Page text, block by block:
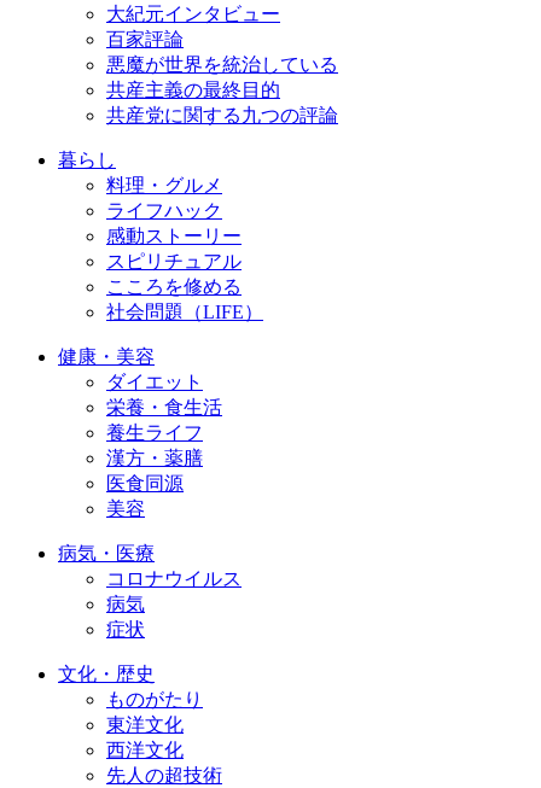
大紀元インタビュー
百家評論
悪魔が世界を統治している
共産主義の最終目的
共産党に関する九つの評論
暮らし
料理・グルメ
ライフハック
感動ストーリー
スピリチュアル
こころを修める
社会問題（LIFE）
健康・美容
ダイエット
栄養・食生活
養生ライフ
漢方・薬膳
医食同源
美容
病気・医療
コロナウイルス
病気
症状
文化・歴史
ものがたり
東洋文化
西洋文化
先人の超技術